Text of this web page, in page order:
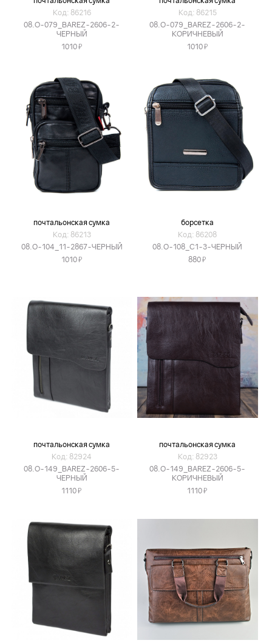
Код: 86216
08.O-079_BAREZ-2606-2-
ЧЕРНЫЙ
1010Я
Код: 86215
08.O-079_BAREZ-2606-2-
КОРИЧНЕВЫЙ
1010Я
почтальонская сумка
Код: 86213
08.O-104_11-2867-ЧЕРНЫЙ
1010Я
борсетка
Код: 86208
08.O-108_C1-3-ЧЕРНЫЙ
880Я
почтальонская сумка
Код: 82924
08.O-149_BAREZ-2606-5-
ЧЕРНЫЙ
1110Я
почтальонская сумка
Код: 82923
08.O-149_BAREZ-2606-5-
КОРИЧНЕВЫЙ
1110Я